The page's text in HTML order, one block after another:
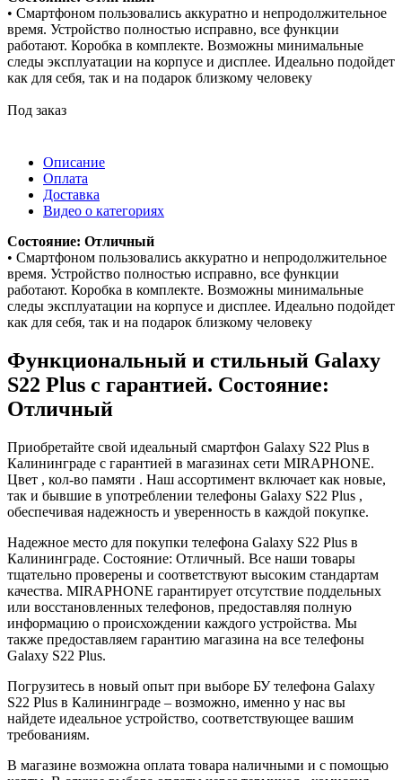
• Смартфоном пользовались аккуратно и непродолжительное
время. Устройство полностью исправно, все функции
работают. Коробка в комплекте. Возможны минимальные
следы эксплуатации на корпусе и дисплее. Идеально подойдет
как для себя, так и на подарок близкому человеку
Под заказ
Описание
Оплата
Доставка
Видео о категориях
Состояние: Отличный
• Смартфоном пользовались аккуратно и непродолжительное
время. Устройство полностью исправно, все функции
работают. Коробка в комплекте. Возможны минимальные
следы эксплуатации на корпусе и дисплее. Идеально подойдет
как для себя, так и на подарок близкому человеку
Функциональный и стильный Galaxy
S22 Plus с гарантией. Состояние:
Отличный
Приобретайте свой идеальный смартфон Galaxy S22 Plus в
Калининграде с гарантией в магазинах сети MIRAPHONE.
Цвет , кол-во памяти . Наш ассортимент включает как новые,
так и бывшие в употреблении телефоны Galaxy S22 Plus ,
обеспечивая надежность и уверенность в каждой покупке.
Надежное место для покупки телефона Galaxy S22 Plus в
Калининграде. Состояние: Отличный. Все наши товары
тщательно проверены и соответствуют высоким стандартам
качества. MIRAPHONE гарантирует отсутствие поддельных
или восстановленных телефонов, предоставляя полную
информацию о происхождении каждого устройства. Мы
также предоставляем гарантию магазина на все телефоны
Galaxy S22 Plus.
Погрузитесь в новый опыт при выборе БУ телефона Galaxy
S22 Plus в Калининграде – возможно, именно у нас вы
найдете идеальное устройство, соответствующее вашим
требованиям.
В магазине возможна оплата товара наличными и с помощью